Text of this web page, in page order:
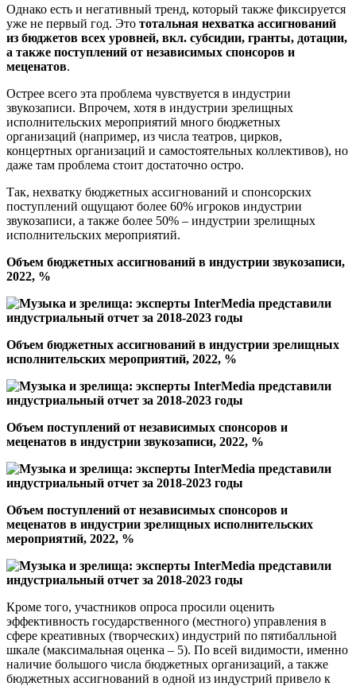
Однако есть и негативный тренд, который также фиксируется
уже не первый год. Это тотальная нехватка ассигнований
из бюджетов всех уровней, вкл. субсидии, гранты, дотации,
а также поступлений от независимых спонсоров и
меценатов.
Острее всего эта проблема чувствуется в индустрии
звукозаписи. Впрочем, хотя в индустрии зрелищных
исполнительских мероприятий много бюджетных
организаций (например, из числа театров, цирков,
концертных организаций и самостоятельных коллективов), но
даже там проблема стоит достаточно остро.
Так, нехватку бюджетных ассигнований и спонсорских
поступлений ощущают более 60% игроков индустрии
звукозаписи, а также более 50% – индустрии зрелищных
исполнительских мероприятий.
Объем бюджетных ассигнований в индустрии звукозаписи,
2022, %
Объем бюджетных ассигнований в индустрии зрелищных
исполнительских мероприятий, 2022, %
Объем поступлений от независимых спонсоров и
меценатов в индустрии звукозаписи, 2022, %
Объем поступлений от независимых спонсоров и
меценатов в индустрии зрелищных исполнительских
мероприятий, 2022, %
Кроме того, участников опроса просили оценить
эффективность государственного (местного) управления в
сфере креативных (творческих) индустрий по пятибалльной
шкале (максимальная оценка – 5). По всей видимости, именно
наличие большого числа бюджетных организаций, а также
бюджетных ассигнований в одной из индустрий привело к